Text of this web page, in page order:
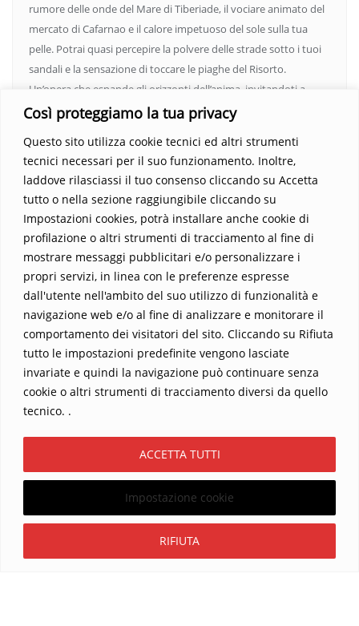
Così proteggiamo la tua privacy
Questo sito utilizza cookie tecnici ed altri strumenti
tecnici necessari per il suo funzionamento. Inoltre,
laddove rilasciassi il tuo consenso cliccando su Accetta
tutto o nella sezione raggiungibile cliccando su
Impostazioni cookies, potrà installare anche cookie di
profilazione o altri strumenti di tracciamento al fine di
mostrare messaggi pubblicitari e/o personalizzare i
propri servizi, in linea con le preferenze espresse
dall'utente nell'ambito del suo utilizzo di funzionalità e
navigazione web e/o al fine di analizzare e monitorare il
comportamento dei visitatori del sito. Cliccando su Rifiuta
tutto le impostazioni predefinite vengono lasciate
invariate e quindi la navigazione può continuare senza
cookie o altri strumenti di tracciamento diversi da quello
tecnico. .
Impostazione cookie
RIFIUTA
ACCETTA TUTTI
rumore delle onde del Mare di Tiberiade, il vociare animato del
mercato di Cafarnao e il calore impetuoso del sole sulla tua
pelle. Potrai quasi percepire la polvere delle strade sotto i tuoi
sandali e la sensazione di toccare le piaghe del Risorto.
Un’opera che espande gli orizzonti dell’anima, invitandoti a
vedere oltre i confini del conosciuto. Scopri un mondo in cui
indimenticabile.Non perdere l’occasione di immergerti in
questo viaggio straordinario. Acquista il libro e lascia che la
Parola trasformi la tua vita
Home Contatti
Sostieni La Buona Parola – dona 5 €, 10 €, 25 €… il tuo contributo
I viaggi dell’anima
Catechesi
Informativa Privacy
Copyright ©2026 La buona Parola . All rights reserved.
Powered byWordPress &Designed byBizberg Themes